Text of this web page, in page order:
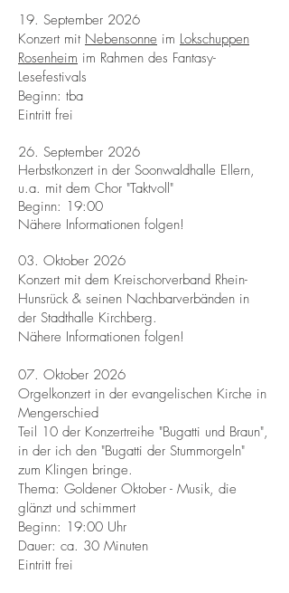
19. September 2026
Konzert mit Nebensonne im Lokschuppen
Rosenheim im Rahmen des Fantasy-
Lesefestivals
Beginn: tba
Eintritt frei
26. September 2026
Herbstkonzert in der Soonwaldhalle Ellern,
u.a. mit dem Chor "Taktvoll"
Beginn: 19:00
Nähere Informationen folgen!
03. Oktober 2026
Konzert mit dem Kreischorverband Rhein-
Hunsrück & seinen Nachbarverbänden in
der Stadthalle Kirchberg.
Nähere Informationen folgen!
07. Oktober 2026
Orgelkonzert in der evangelischen Kirche in
Mengerschied
Teil 10 der Konzertreihe "Bugatti und Braun",
in der ich den "Bugatti der Stummorgeln"
zum Klingen bringe.
Thema: Goldener Oktober - Musik, die
glänzt und schimmert
Beginn: 19:00 Uhr
Dauer: ca. 30 Minuten
Eintritt frei